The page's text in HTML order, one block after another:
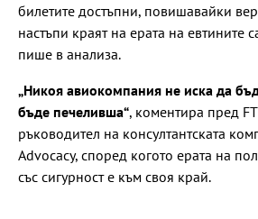
билетите достъпни, повишавайки
настъпи краят на ерата на евтините
пише в анализа.
„Никоя авиокомпания не иска да
бъде печеливша“, коментира пред
ръководител на консултантската
Advocacy, според когото ерата на
със сигурност е към своя край.